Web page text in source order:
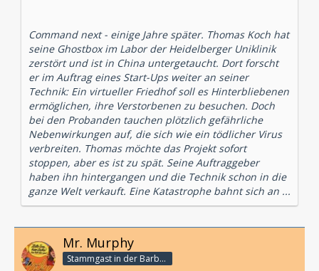
Command next - einige Jahre später. Thomas Koch hat
seine Ghostbox im Labor der Heidelberger Uniklinik
zerstört und ist in China untergetaucht. Dort forscht
er im Auftrag eines Start-Ups weiter an seiner
Technik: Ein virtueller Friedhof soll es Hinterbliebenen
ermöglichen, ihre Verstorbenen zu besuchen. Doch
bei den Probanden tauchen plötzlich gefährliche
Nebenwirkungen auf, die sich wie ein tödlicher Virus
verbreiten. Thomas möchte das Projekt sofort
stoppen, aber es ist zu spät. Seine Auftraggeber
haben ihn hintergangen und die Technik schon in die
ganze Welt verkauft. Eine Katastrophe bahnt sich an ...
Mr. Murphy
Stammgast in der Barbarabar